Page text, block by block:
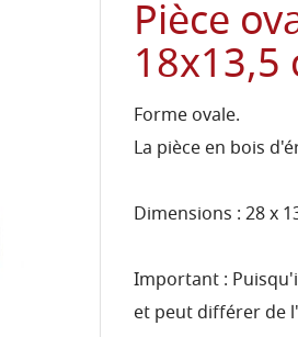
Pièce
Forme ovale.
La pièce en bois
Dimensions : 28 x
Important :
et peut différer de